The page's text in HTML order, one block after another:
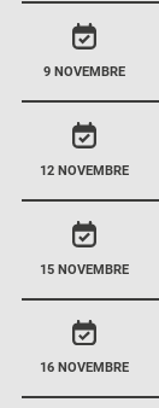
9 NOVEMBRE
12 NOVEMBRE
15 NOVEMBRE
16 NOVEMBRE